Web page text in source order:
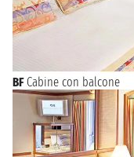
BF Cabine con balcone